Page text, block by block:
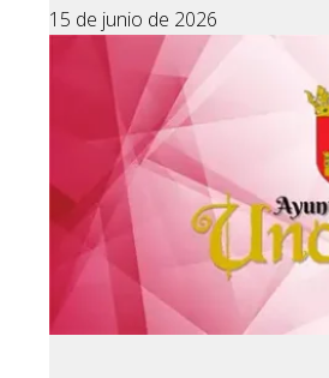
15 de junio de 2026